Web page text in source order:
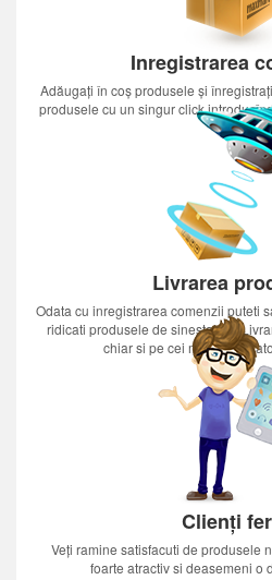
Inregistrarea
Adăugați în coș produsele și
produsele cu un singur click
Livrarea
Odata cu inregistrarea comenzii puteti
ridicati produsele de
chiar si pe cei mai
Clienți
Veți ramine satisfacuti de produsele
foarte atractiv si deasemeni o